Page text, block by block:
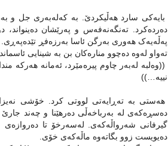
بایه‌کی سارد هه‌ڵیکردێ. به‌ که‌له‌به‌ری جل و
ده‌رده‌کرد‌. ته‌نگه‌نه‌فه‌س و په‌رێشان
په‌ڵه‌یه‌ک هه‌وری به‌رگن ئاسا به‌رزه‌فڕ
ته‌واو له‌وه‌ ده‌چوو مناره‌کان بن به‌ شینایی
((وه‌لبه‌ له‌به‌ر چاوم پیره‌مێرد، ئه‌مانه‌ هه‌رکه‌
نییه‌…))
هه‌ستی به ‌ته‌ڕایه‌تی لووتی کرد. خۆشی
ده‌‌سڕه‌که‌ی له‌ به‌رباخه‌ڵی ده‌رهێنا و چه‌ند جارێ
گیرفانی شه‌رواڵه‌که‌ی. له‌سه‌رخۆ تا ده‌روازه‌ی
ده‌یویست زوو بگاته‌وه‌ ماڵه‌که‌ی خۆی.